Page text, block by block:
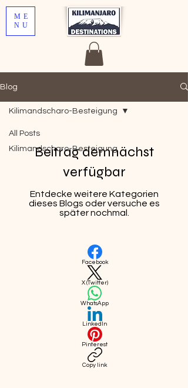
ME
NU
Blog
All Posts
Kilimandscharo-Besteigung
Kilimandscharo-Besteigung
Beitrag demnächst
verfügbar
Entdecke weitere Kategorien
dieses Blogs oder versuche es
später nochmal.
Facebook
X (Twitter)
WhatsApp
LinkedIn
Pinterest
Copy link